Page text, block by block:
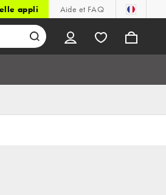
appli Aide et FAQ